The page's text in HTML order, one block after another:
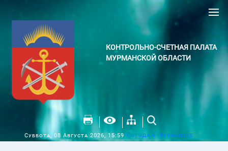
КОНТРОЛЬНО-СЧЕТНАЯ ПАЛАТА
МУРМАНСКОЙ ОБЛАСТИ
Суббота, 08 Августа 2026, 15:59 Погода в Мурманске